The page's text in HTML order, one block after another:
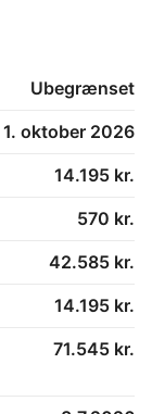
Ubegrænset
1. oktober 2026
14.195 kr.
570 kr.
42.585 kr.
14.195 kr.
71.545 kr.